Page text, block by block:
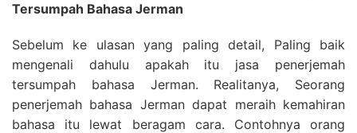
Tersumpah Bahasa Jerman
Sebelum ke ulasan yang paling detail, Paling baik
mengenali dahulu apakah itu jasa penerjemah
tersumpah bahasa Jerman. Realitanya, Seorang
penerjemah bahasa Jerman dapat meraih kemahiran
bahasa itu lewat beragam cara. Contohnya orang